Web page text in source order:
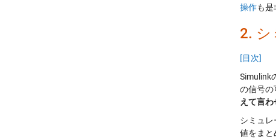
操作も是
2. シ
[目次]
Simulink
の信号の
えて言
シミュ
値をまと